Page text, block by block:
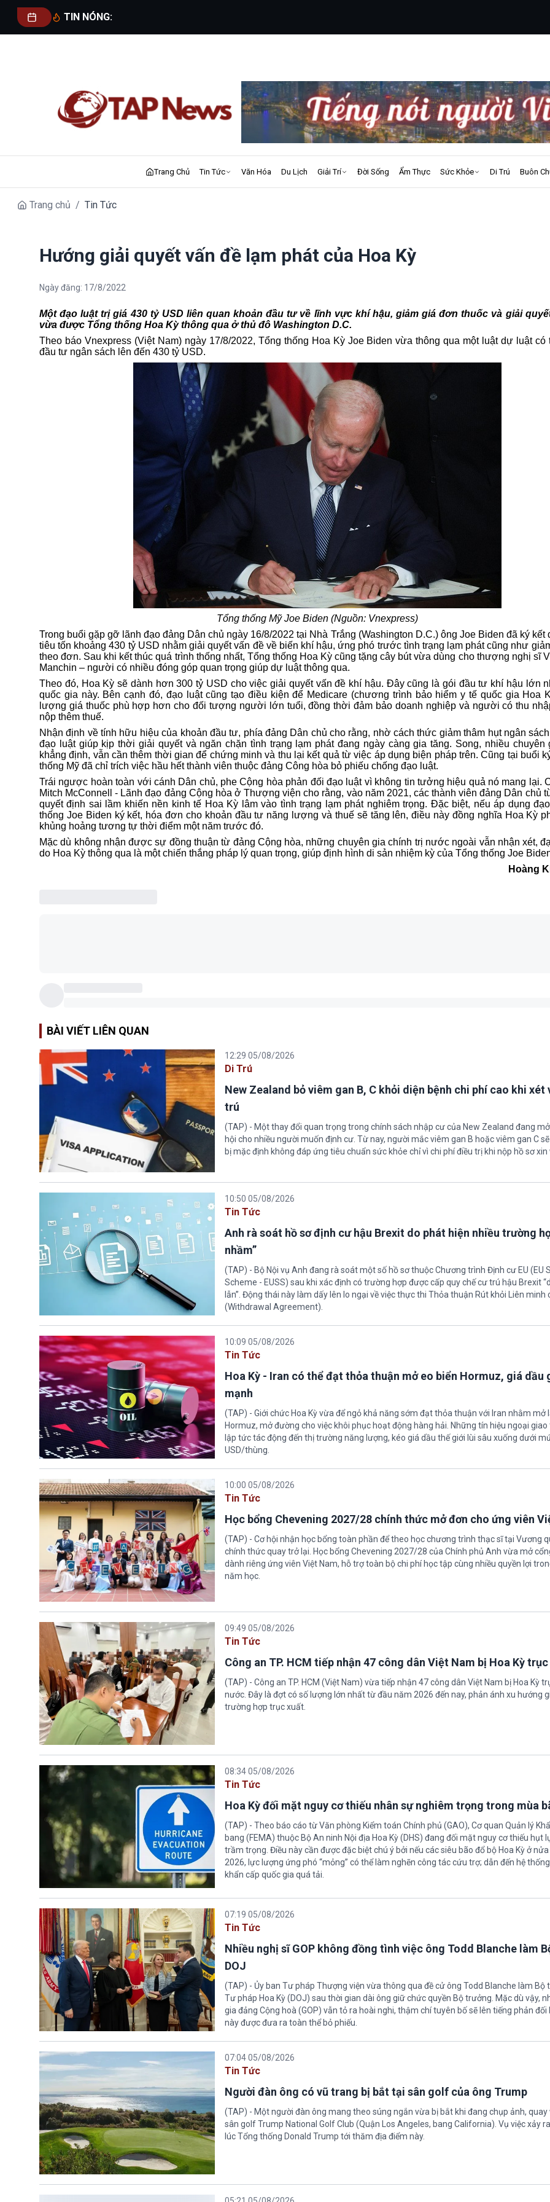
TIN NÓNG:
Trang Chủ Tin Tức Văn Hóa Du Lịch Giải Trí Đời Sống Ẩm Thực Sức Khỏe Di Trú Buôn
Trang chủ / Tin Tức
Hướng giải quyết vấn đề lạm phát của Hoa Kỳ
Ngày đăng: 17/8/2022
Một đạo luật trị giá 430 tỷ USD liên quan khoản đầu tư về lĩnh vực khí hậu, giảm giá đơn thuốc và giải
vừa được Tổng thống Hoa Kỳ thông qua ở thủ đô Washington D.C.
Theo báo Vnexpress (Việt Nam) ngày 17/8/2022, Tổng thống Hoa KỳJoe Biden vừa thông qua một luật dự luật có
đầu tư ngân sách lên đến 430 tỷ USD.
Tổng thống Mỹ Joe Biden (Nguồn: Vnexpress)
Trong buổi gặp gỡ lãnh đạo đảng Dân chủ ngày 16/8/2022 tại Nhà Trắng (Washington D.C.) ông Joe Biden đã ký kết
tiêu tốn khoảng 430 tỷ USD nhằm giải quyết vấn đề về biến khí hậu, ứng phó trước tình trạng lạm phát cũng như
theo đơn. Sau khi kết thúc quá trình thống nhất, Tổng thống Hoa Kỳ cũng tặng cây bút vừa dùng cho thượng nghị sĩ
Manchin – người có nhiều đóng góp quan trọng giúp dự luật thông qua.
Theo đó, Hoa Kỳ sẽ dành hơn 300 tỷ USD cho việc giải quyết vấn đề khí hậu. Đây cũng là gói đầu tư khí hậu lớn
quốc gia này. Bên cạnh đó, đạo luật cũng tạo điều kiện để Medicare (chương trình bảo hiểm y tế quốc gia Hoa
lượng giá thuốc phù hợp hơn cho đối tượng người lớn tuổi, đồng thời đảm bảo doanh nghiệp và người có thu
nộp thêm thuế.
Nhận định về tính hữu hiệu của khoản đầu tư, phía đảng Dân chủ cho rằng, nhờ cách thức giảm thâm hụt ngân
đạo luật giúp kịp thời giải quyết và ngăn chặn tình trạng lạm phát đang ngày càng gia tăng. Song, nhiều chuyên
khẳng định, vẫn cần thêm thời gian để chứng minh và thu lại kết quả từ việc áp dụng biện pháp trên. Cũng tại buổi
thống Mỹ đã chỉ trích việc hầu hết thành viên thuộc đảng Công hòa bỏ phiếu chống đạo luật.
Trái ngược hoàn toàn với cánh Dân chủ, phe Cộng hòa phản đối đạo luật vì không tin tưởng hiệu quả nó mang lại.
Mitch McConnell - Lãnh đạo đảng Cộng hòa ở Thượng viện cho rằng, vào năm 2021, các thành viên đảng Dân chủ
quyết định sai lầm khiến nền kinh tế Hoa Kỳ lâm vào tình trạng lạm phát nghiêm trọng. Đặc biệt, nếu áp dụng
thống Joe Biden ký kết, hóa đơn cho khoản đầu tư năng lượng và thuế sẽ tăng lên, điều này đồng nghĩa Hoa Kỳ
khủng hoảng tương tự thời điểm một năm trước đó.
Mặc dù không nhận được sự đồng thuận từ đảng Cộng hòa, những chuyên gia chính trị nước ngoài vẫn nhận xét,
do Hoa Kỳ thông qua là một chiến thắng pháp lý quan trọng, giúp định hình di sản nhiệm kỳ của Tổng thống Joe
Hoàng
BÀI VIẾT LIÊN QUAN
12:29 05/08/2026
Di Trú
New Zealand bỏ viêm gan B, C khỏi diện bệnh chi phí cao khi xét
trú
(TAP) - Một thay đổi quan trọng trong chính sách nhập cư của New Zealand đang
hội cho nhiều người muốn định cư. Từ nay, người mắc viêm gan B hoặc viêm gan C
bị mặc định không đáp ứng tiêu chuẩn sức khỏe chỉ vì chi phí điều trị khi nộp hồ sơ xin
10:50 05/08/2026
Tin Tức
Anh rà soát hồ sơ định cư hậu Brexit do phát hiện nhiều trường
nhầm”
(TAP) - Bộ Nội vụ Anh đang rà soát một số hồ sơ thuộc Chương trình Định cư EU (EU
Scheme - EUSS) sau khi xác định có trường hợp được cấp quy chế cư trú hậu Brexit
lẫn”. Động thái này làm dấy lên lo ngại về việc thực thi Thỏa thuận Rút khỏi Liên minh
(Withdrawal Agreement).
10:09 05/08/2026
Tin Tức
Hoa Kỳ - Iran có thể đạt thỏa thuận mở eo biển Hormuz, giá dầu
mạnh
(TAP) - Giới chức Hoa Kỳ vừa để ngỏ khả năng sớm đạt thỏa thuận với Iran nhằm mở
Hormuz, mở đường cho việc khôi phục hoạt động hàng hải. Những tín hiệu ngoại
lập tức tác động đến thị trường năng lượng, kéo giá dầu thế giới lùi sâu xuống dưới
USD/thùng.
10:00 05/08/2026
Tin Tức
Học bổng Chevening 2027/28 chính thức mở đơn cho ứng viên
(TAP) - Cơ hội nhận học bổng toàn phần để theo học chương trình thạc sĩ tại Vương
chính thức quay trở lại. Học bổng Chevening 2027/28 của Chính phủ Anh vừa mở
dành riêng ứng viên Việt Nam, hỗ trợ toàn bộ chi phí học tập cùng nhiều quyền lợi
năm học.
09:49 05/08/2026
Tin Tức
Công an TP. HCM tiếp nhận 47 công dân Việt Nam bị Hoa Kỳ
(TAP) - Công an TP. HCM (Việt Nam) vừa tiếp nhận 47 công dân Việt Nam bị Hoa Kỳ
nước. Đây là đợt có số lượng lớn nhất từ đầu năm 2026 đến nay, phản ánh xu hướng
trường hợp trục xuất.
08:34 05/08/2026
Tin Tức
Hoa Kỳ đối mặt nguy cơ thiếu nhân sự nghiêm trọng trong mùa
(TAP) - Theo báo cáo từ Văn phòng Kiểm toán Chính phủ (GAO), Cơ quan Quản lý
bang (FEMA) thuộc Bộ An ninh Nội địa Hoa Kỳ (DHS) đang đối mặt nguy cơ thiếu hụt lực lượng
trầm trọng. Điều này cần được đặc biệt chú ý bởi nếu các siêu bão đổ bộ Hoa Kỳ ở
2026, lực lượng ứng phó “mỏng” có thể làm nghẽn công tác cứu trợ; dẫn đến hệ
khẩn cấp quốc gia quá tải.
07:19 05/08/2026
Tin Tức
Nhiều nghị sĩ GOP không đồng tình việc ông Todd Blanche làm
DOJ
(TAP) - Ủy ban Tư pháp Thượng viện vừa thông qua đề cử ông Todd Blanche làm Bộ
Tư pháp Hoa Kỳ (DOJ) sau thời gian dài ông giữ chức quyền Bộ trưởng. Mặc dù vậy,
gia đảng Cộng hoà (GOP) vẫn tỏ ra hoài nghi, thậm chí tuyên bố sẽ lên tiếng phản đối
này được đưa ra toàn thể bỏ phiếu.
07:04 05/08/2026
Tin Tức
Người đàn ông có vũ trang bị bắt tại sân golf của ông Trump
(TAP) - Một người đàn ông mang theo súng ngắn vừa bị bắt khi đang chụp ảnh, quay
sân golf Trump National Golf Club (Quận Los Angeles, bang California). Vụ việc xảy
lúc Tổng thống Donald Trump tới thăm địa điểm này.